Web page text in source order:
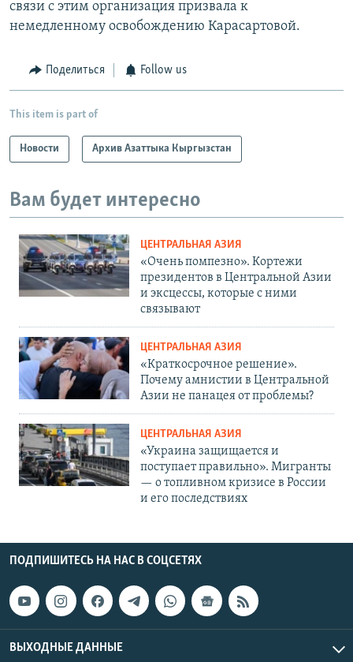
связи с этим организация призвала к
немедленному освобождению Карасартовой.
Поделиться Follow us
This item is part of
Новости Архив Азаттыка Кыргызстан
Вам будет интересно
ЦЕНТРАЛЬНАЯ АЗИЯ
«Очень помпезно». Кортежи
президентов в Центральной Азии
и эксцессы, которые с ними
связывают
ЦЕНТРАЛЬНАЯ АЗИЯ
«Краткосрочное решение».
Почему амнистии в Центральной
Азии не панацея от проблемы?
ЦЕНТРАЛЬНАЯ АЗИЯ
«Украина защищается и
поступает правильно». Мигранты
— о топливном кризисе в России
и его последствиях
ПОДПИШИТЕСЬ НА НАС В СОЦСЕТЯХ
ВЫХОДНЫЕ ДАННЫЕ